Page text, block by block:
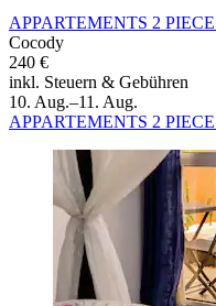
APPARTEMENTS 2
Cocody
240 €
inkl. Steuern & Gebühren
10. Aug.–11. Aug.
APPARTEMENTS 2